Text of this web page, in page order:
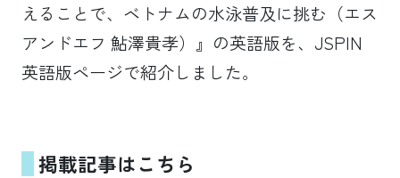
えることで、ベトナムの水泳普及に挑む（エス
アンドエフ 鮎澤貴孝）』の英語版を、JSPIN
英語版ページで紹介しました。
掲載記事はこちら